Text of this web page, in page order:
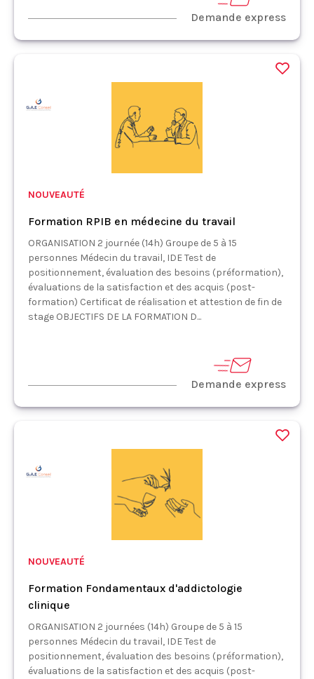
Demande express
NOUVEAUTÉ
Formation RPIB en médecine du travail
ORGANISATION 2 journée (14h) Groupe de 5 à 15
personnes Médecin du travail, IDE Test de
positionnement, évaluation des besoins (préformation),
évaluations de la satisfaction et des acquis (post-
formation) Certificat de réalisation et attestion de fin de
stage OBJECTIFS DE LA FORMATION D...
Demande express
NOUVEAUTÉ
Formation Fondamentaux d'addictologie
clinique
ORGANISATION 2 journées (14h) Groupe de 5 à 15
personnes Médecin du travail, IDE Test de
positionnement, évaluation des besoins (préformation),
évaluations de la satisfaction et des acquis (post-